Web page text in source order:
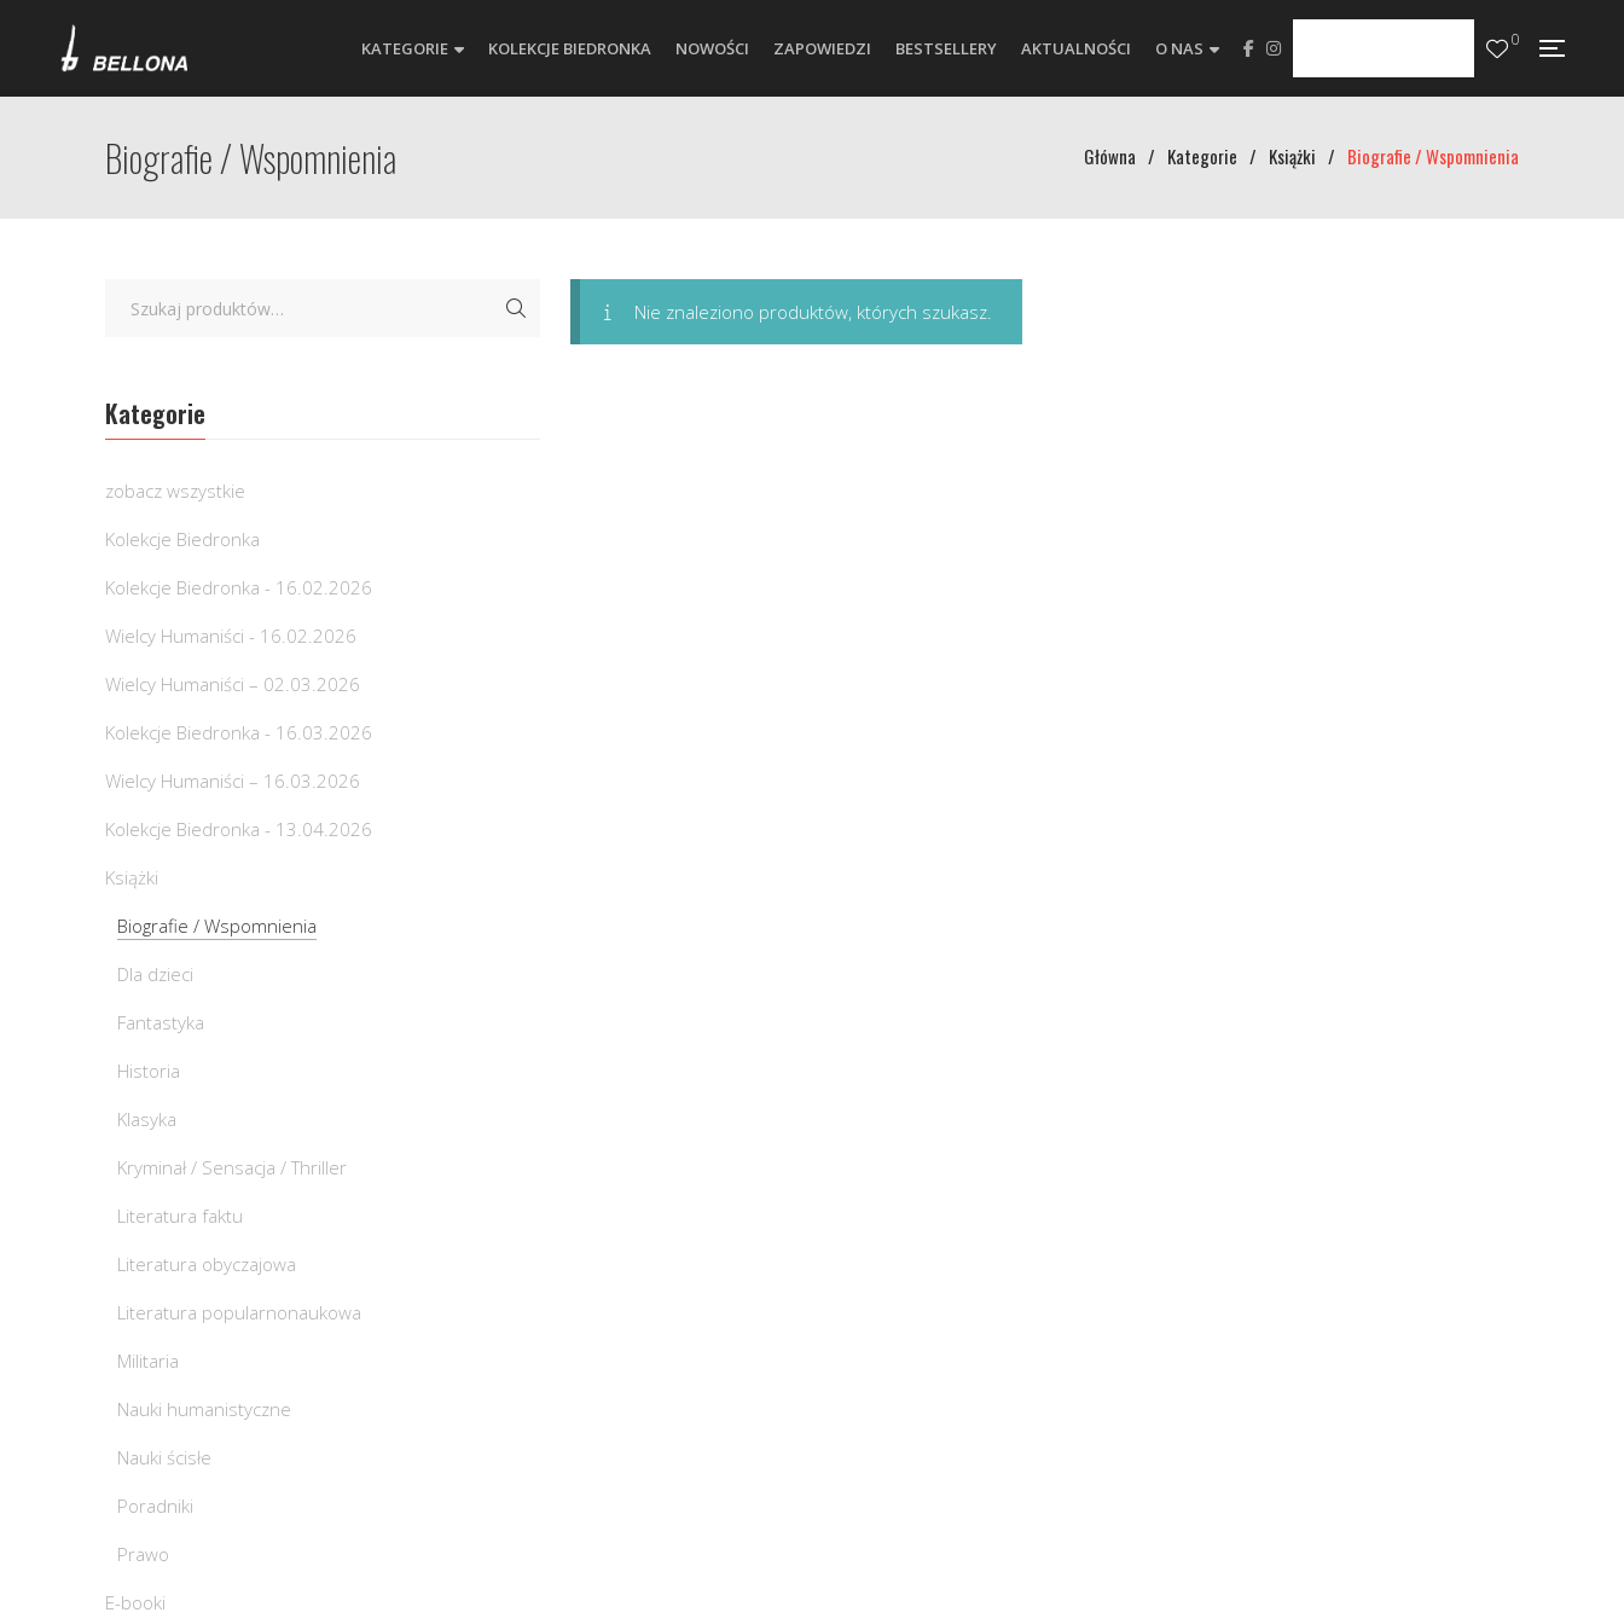
KATEGORIE KOLEKCJE BIEDRONKA NOWOŚCI ZAPOWIEDZI BESTSELLERY AKTUALNOŚCI O NAS 0
Biografie / Wspomnienia Główna / Kategorie / Książki / Biografie / Wspomnienia
Nie znaleziono produktów, których szukasz.
Kategorie
zobacz wszystkie
Kolekcje Biedronka
Kolekcje Biedronka - 16.02.2026
Wielcy Humaniści - 16.02.2026
Wielcy Humaniści – 02.03.2026
Kolekcje Biedronka - 16.03.2026
Wielcy Humaniści – 16.03.2026
Kolekcje Biedronka - 13.04.2026
Książki
Biografie / Wspomnienia
Dla dzieci
Fantastyka
Historia
Klasyka
Kryminał / Sensacja / Thriller
Literatura faktu
Literatura obyczajowa
Literatura popularnonaukowa
Militaria
Nauki humanistyczne
Nauki ścisłe
Poradniki
Prawo
E-booki